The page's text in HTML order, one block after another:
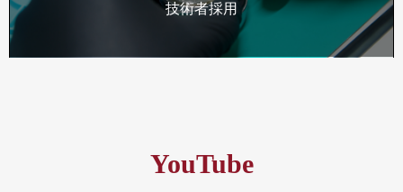
技術者採用
YouTube